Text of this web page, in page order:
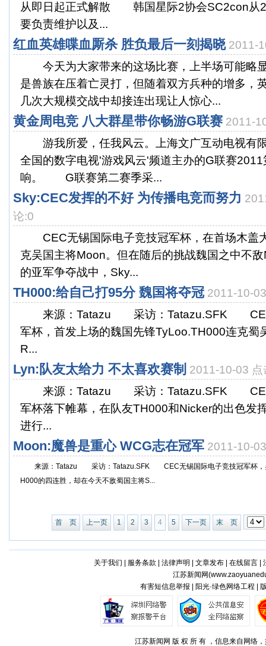
从即日起正式解散 韩国星际2协会SC2con从
要负责维护以及...
红血英雄喋血厮杀 胜负最后一刻揭晓 2011-
今天为大家带来的这场比赛，上半场可能略
是兽族在压着亡灵打，但随着双方兵种的增多，
几次大规模交战中却接连出现让人惊心...
黄金周电竞 八大群星带你畅游G联赛 2011-
游我所爱，任我风云。上海文广互动电视有
全国的数字电视'游戏风云'频道主办的G联赛
响。 G联赛第二赛季采...
Sky:CEC发挥的不好 为传播电竞而努力
论:0
CEC无锡国际电子竞技冠军杯，在首场木盖
克吴国主将Moon。但在随后的挑战魏国之中不
的亚军争夺战中，Sky...
TH000:给自己打95分 魏国将夺冠 2011-10-
来源：Tatazu 采访：Tatazu.SFK CEC
军杯，首发上场的魏国先锋TyLoo.TH000连克蜀
R...
Lyn:队友太给力 不太喜欢赛制 2011-10-03
来源：Tatazu 采访：Tatazu.SFK CEC
军杯落下帷幕，在队友TH000和Nicker的出色发
进行...
Moon:魔兽是重心 WCG志在冠军 2011-10-
来源：Tatazu 采访：Tatazu.SFK CEC无锡国际电子竞技冠军杯，吴
H000的四连胜，却在今天不敌蜀国主将S...
首 页 上一页 1 2 3 4 5 下一页 末 页
关于我们 服务条款 法律声明 文章发布| 在线留言|
江苏新闻网(
有害短信息举报 | 阳光·绿色网络工程 |
江苏新闻网 版 权 所 有 ，信息来自网络